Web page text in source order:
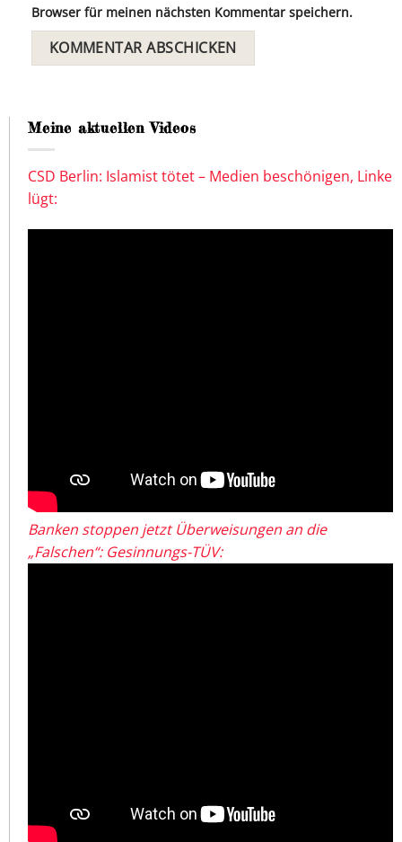
Browser für meinen nächsten Kommentar speichern.
Meine aktuellen Videos
CSD Berlin: Islamist tötet – Medien beschönigen, Linke
lügt:
Banken stoppen jetzt Überweisungen an die
„Falschen“: Gesinnungs-TÜV: